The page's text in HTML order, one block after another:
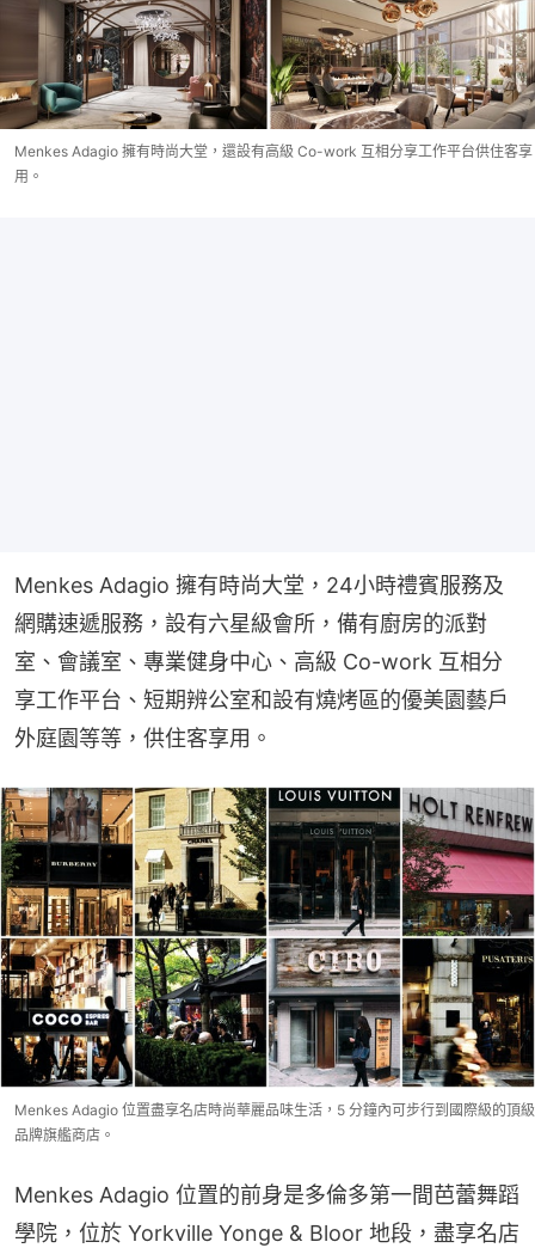
Menkes Adagio 擁有時尚大堂，還設有高級 Co-work 互相分享工作平台供住客享
用。
Menkes Adagio 擁有時尚大堂，24小時禮賓服務及
網購速遞服務，設有六星級會所，備有廚房的派對
室、會議室、專業健身中心、高級 Co-work 互相分
享工作平台、短期辨公室和設有燒烤區的優美園藝戶
外庭園等等，供住客享用。
Menkes Adagio 位置盡享名店時尚華麗品味生活，5 分鐘內可步行到國際級的頂級
品牌旗艦商店。
Menkes Adagio 位置的前身是多倫多第一間芭蕾舞蹈
學院，位於 Yorkville Yonge & Bloor 地段，盡享名店